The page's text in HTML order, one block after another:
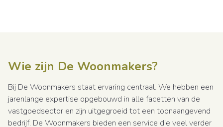
Wie zijn De Woonmakers?
Bij De Woonmakers staat ervaring centraal. We hebben een
jarenlange expertise opgebouwd in alle facetten van de
vastgoedsector en zijn uitgegroeid tot een toonaangevend
bedrijf. De Woonmakers bieden een service die veel verder